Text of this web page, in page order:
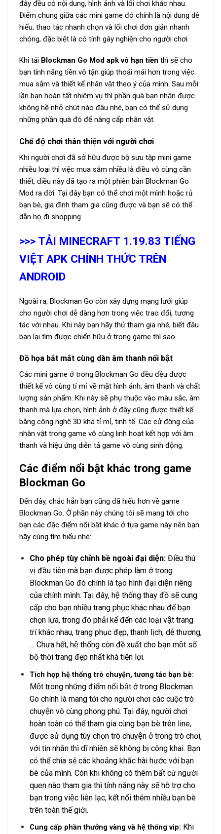
đây đều có nội dung, hình ảnh và lối chơi khác nhau.
Điểm chung giữa các mini game đó chính là nội dung dễ
hiểu, thao tác nhanh chọn và lối chơi đơn giản nhanh
chóng, đặc biệt là có tính gây nghiện cho người chơi.
Khi tải Blockman Go Mod apk vô hạn tiền thì sẽ cho
bạn tính năng tiền vô tận giúp thoải mái hơn trong việc
mua sắm và thiết kế nhân vật theo ý của mình. Sau mỗi
lần bạn hoàn tất nhiệm vụ thì phần quà bạn nhận được
không hề nhỏ chút nào đâu nhé, bạn có thể sử dụng
những phần quà đó để nâng cấp nhân vật.
Chế độ chơi thân thiện với người chơi
Khi người chơi đã sở hữu được bộ sưu tập mini game
nhiều loại thì việc mua sắm nhiều là điều vô cùng cần
thiết, điều này đã tạo ra một phiên bản Blockman Go
Mod ra đời. Tại đây bạn có thể chơi một mình hoặc rủ
bạn bè, gia đình tham gia cũng được và bạn sẽ có thể
dẫn họ đi shopping.
>>> TẢI MINECRAFT 1.19.83 TIẾNG
VIỆT APK CHÍNH THỨC TRÊN
ANDROID
Ngoài ra, Blockman Go còn xây dựng mạng lưới giúp
cho người chơi dễ dàng hơn trong việc trao đổi, tương
tác với nhau. Khi này bạn hãy thử tham gia nhé, biết đâu
bạn lại tìm được chiến hữu ở trong game thì sao.
Đồ họa bắt mắt cùng dàn âm thanh nổi bật
Các mini game ở trong Blockman Go đều đều được
thiết kế vô cùng tỉ mỉ về mặt hình ảnh, âm thanh và chất
lượng sản phẩm. Khi này sẽ phụ thuộc vào màu sắc, âm
thanh mà lựa chọn, hình ảnh ở đây cũng được thiết kế
bằng công nghệ 3D khá tỉ mỉ, tinh tế. Các cử động của
nhân vật trong game vô cùng linh hoạt kết hợp với âm
thanh và hiệu ứng diễn tả game vô cùng sinh động.
Các điểm nổi bật khác trong game
Blockman Go
Đến đây, chắc hẳn bạn cũng đã hiểu hơn về game
Blockman Go. Ở phần này chúng tôi sẽ mang tới cho
bạn các đặc điểm nổi bật khác ở tựa game này nên bạn
hãy cùng tìm hiểu nhé:
Cho phép tùy chỉnh bề ngoài đại diện: Điều thú
vị đầu tiên mà bạn được phép làm ở trong
Blockman Go đó chính là tạo hình đại diện riêng
của chính mình. Tại đây, hệ thống thay đồ sẽ cung
cấp cho bạn nhiều trang phục khác nhau để bạn
chọn lựa, trong đó phải kể đến các loại vật trang
trí khác nhau, trang phục đẹp, thanh lịch, dễ thương,
… Chưa hết, hệ thống còn đề xuất cho bạn một số
bộ thời trang đẹp nhất khá tiện lợi.
Tích hợp hệ thống trò chuyện, tương tác bạn bè:
Một trong những điểm nổi bật ở trong Blockman
Go chính là mang tới cho người chơi các cuộc trò
chuyện vô cùng phong phú. Tại đây, người chơi
hoàn toàn có thể tham gia cùng bạn bè trên line,
được sử dụng tùy chọn trò chuyện ở trong trò chơi,
với tin nhắn thì dĩ nhiên sẽ không bị công khai. Bạn
có thể chia sẻ các khoảng khắc hài hước với bạn
bè của mình. Còn khi không có thêm bất cứ người
quen nào tham gia thì tính năng này sẽ hỗ trợ cho
bạn trong việc liên lạc, kết nối thêm nhiều bạn bè
trên toàn thế giới.
Cung cấp phần thưởng vàng và hệ thống vip: Khi